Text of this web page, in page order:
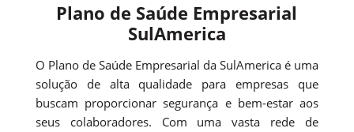
Plano de Saúde Empresarial
SulAmerica
O Plano de Saúde Empresarial da SulAmerica é uma
solução de alta qualidade para empresas que
buscam proporcionar segurança e bem-estar aos
seus colaboradores. Com uma vasta rede de